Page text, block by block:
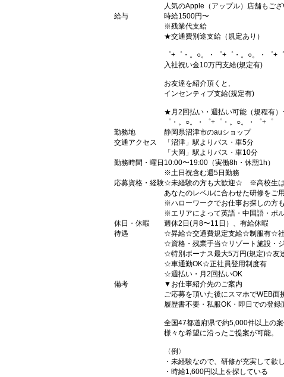
人気のApple（アップル）店舗もござ
給与
時給1500円〜
※残業代支給
★交通費別途支給（規定あり）
゜+゜・。○。・゜+゜・。○。・゜+゜
入社祝い金10万円支給(規定有)
お友達を紹介頂くと,
インセンティブ支給(規定有)
★月2回払い・週払い可能（規程有
゜・。○。・゜+゜・。○。・゜+゜
勤務地
静岡県沼津市のauショップ
交通アクセス
「沼津」駅よりバス・車5分
「大岡」駅よりバス・車10分
勤務時間・曜日 10:00〜19:00（実働8h・休憩1h）
※土日祝含む週5日勤務
応募資格・経験☆未経験の方も大歓迎☆ ※高校生
あなたのレベルに合わせた研修をご
※ハローワークでお仕事お探しの方
※エリアによって英語・中国語・ポ
休日・休暇
週休2日(月8〜11日）、有給休暇
待遇
☆昇給☆交通費規定支給☆制服有☆
☆資格・残業手当☆リゾート施設・
☆特別ボーナス最大5万円(規定)☆友
☆車通勤OK☆正社員登用制度有
☆週払い・月2回払いOK
備考
▼お仕事紹介先のご案内
ご応募を頂いた後にスマホでWEB面
履歴書不要・私服OK・即日での登録
全国47都道府県で約5,000件以上の案
様々な希望に沿ったご提案が可能。
〈例〉
・未経験なので、研修が充実して欲
・時給1,600円以上を探している